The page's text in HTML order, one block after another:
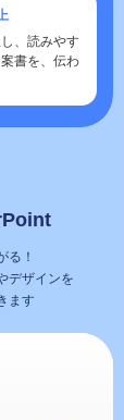
、読みやす
書を、伝わ
る！
デザインを
ます